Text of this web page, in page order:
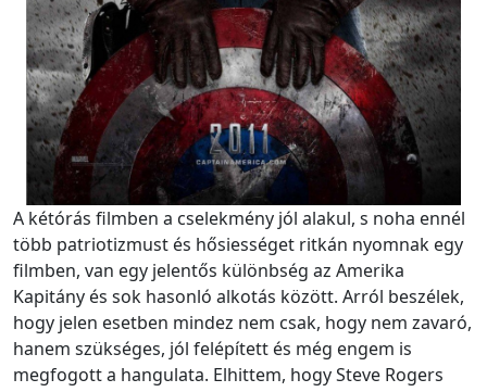
A kétórás filmben a cselekmény jól alakul, s noha ennél
több patriotizmust és hősiességet ritkán nyomnak egy
filmben, van egy jelentős különbség az Amerika
Kapitány és sok hasonló alkotás között. Arról beszélek,
hogy jelen esetben mindez nem csak, hogy nem zavaró,
hanem szükséges, jól felépített és még engem is
megfogott a hangulata. Elhittem, hogy Steve Rogers